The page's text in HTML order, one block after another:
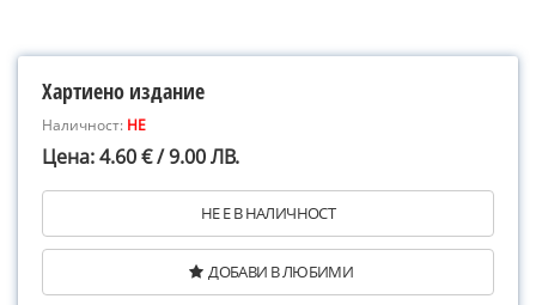
Хартиено издание
Наличност: НЕ
Цена: 4.60 € / 9.00 ЛВ.
НЕ Е В НАЛИЧНОСТ
ДОБАВИ В ЛЮБИМИ